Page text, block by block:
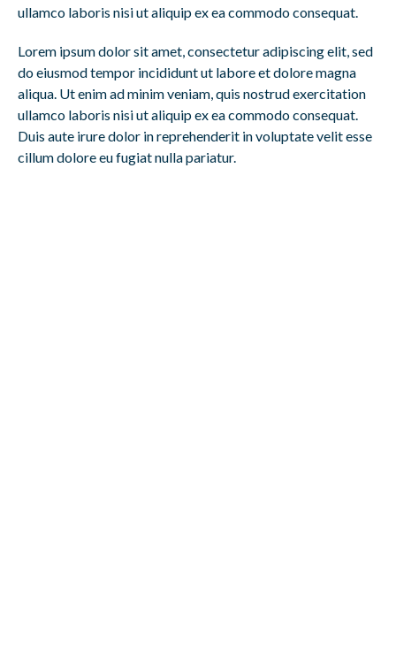
ullamco laboris nisi ut aliquip ex ea commodo consequat.
Lorem ipsum dolor sit amet, consectetur adipiscing elit, sed
do eiusmod tempor incididunt ut labore et dolore magna
aliqua. Ut enim ad minim veniam, quis nostrud exercitation
ullamco laboris nisi ut aliquip ex ea commodo consequat.
Duis aute irure dolor in reprehenderit in voluptate velit esse
cillum dolore eu fugiat nulla pariatur.